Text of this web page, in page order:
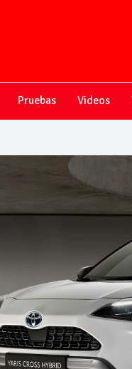
Pruebas Videos